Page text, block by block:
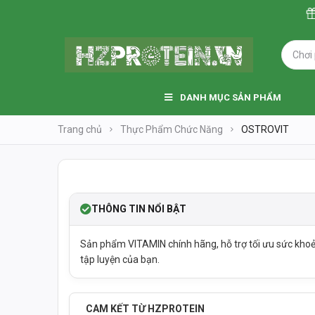
DANH MỤC SẢN PHẨM
Trang chủ Thực Phẩm Chức Năng OSTROVIT
THÔNG TIN NỔI BẬT
Sản phẩm VITAMIN chính hãng, hỗ trợ tối ưu sức
tập luyện của bạn.
CAM KẾT TỪ HZPROTEIN